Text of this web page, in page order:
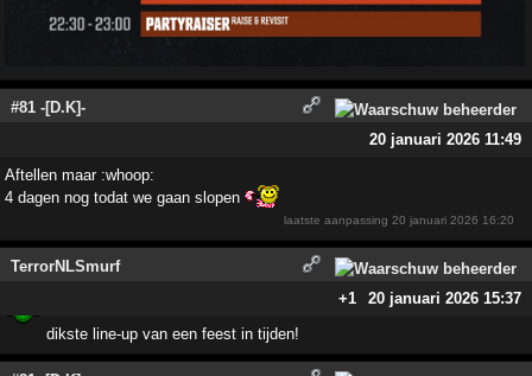
#81 -[D.K]-
20 januari 2026 11:49
Aftellen maar :whoop:
4 dagen nog todat we gaan slopen
laatste aanpassing20 januari 2026 16:20
TerrorNLSmurf
+1
20 januari 2026 15:37
dikste line-up van een feest in tijden!